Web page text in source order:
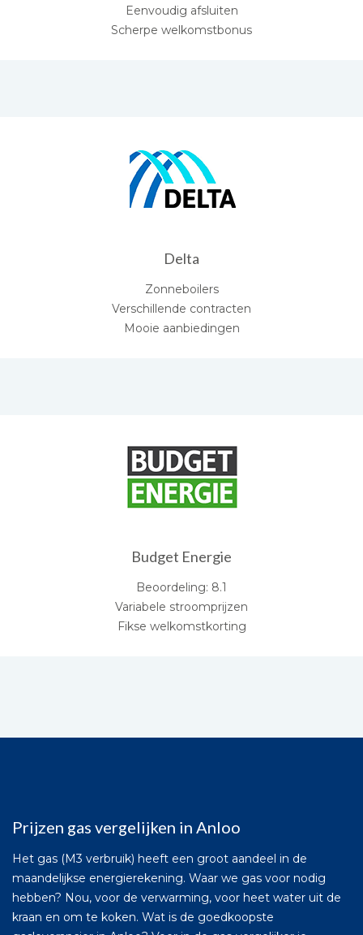
Eenvoudig afsluiten
Scherpe welkomstbonus
Delta
Zonneboilers
Verschillende contracten
Mooie aanbiedingen
Budget Energie
Beoordeling: 8.1
Variabele stroomprijzen
Fikse welkomstkorting
Prijzen gas vergelijken in Anloo
Het gas (M3 verbruik) heeft een groot aandeel in de
maandelijkse energierekening. Waar we gas voor nodig
hebben? Nou, voor de verwarming, voor heet water uit de
kraan en om te koken. Wat is de goedkoopste